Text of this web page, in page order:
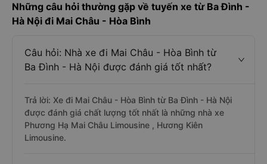
Những câu hỏi thường gặp về tuyến xe từ Ba Đình -
Hà Nội đi Mai Châu - Hòa Bình
Câu hỏi: Nhà xe đi Mai Châu - Hòa Bình từ
Ba Đình - Hà Nội được đánh giá tốt nhất?
Trả lời: Xe đi Mai Châu - Hòa Bình từ Ba Đình - Hà Nội
được đánh giá chất lượng tốt nhất là những nhà xe
Phương Hạ Mai Châu Limousine , Hương Kiên
Limousine.